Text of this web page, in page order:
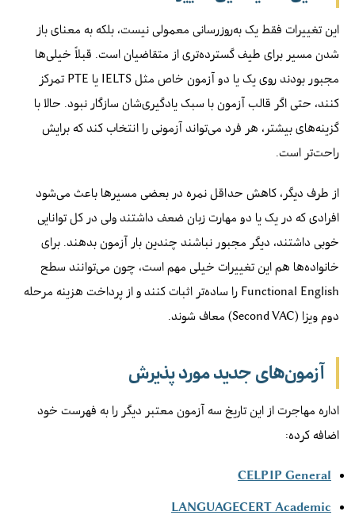
این تغییرات فقط یک به‌روزرسانی معمولی نیست، بلکه به معنای باز
شدن مسیر برای طیف گسترده‌تری از متقاضیان است. قبلاً خیلی‌ها
مجبور بودند روی یک یا دو آزمون خاص مثل IELTS یا PTE تمرکز
کنند، حتی اگر قالب آزمون با سبک یادگیری‌شان سازگار نبود. حالا با
گزینه‌های بیشتر، هر فرد می‌تواند آزمونی را انتخاب کند که برایش
راحت‌تر است.
از طرف دیگر، کاهش حداقل نمره در بعضی مسیرها باعث می‌شود
افرادی که در یک یا دو مهارت زبان ضعف داشتند ولی در کل توانایی
خوبی داشتند، دیگر مجبور نباشند چندین بار آزمون بدهند. برای
خانواده‌ها هم این تغییرات خیلی مهم است، چون می‌توانند سطح
Functional English را ساده‌تر اثبات کنند و از پرداخت هزینه مرحله
دوم ویزا (Second VAC) معاف شوند.
آزمون‌های جدید مورد پذیرش
اداره مهاجرت از این تاریخ سه آزمون معتبر دیگر را به فهرست خود
اضافه کرده:
CELPIP General
LANGUAGECERT Academic